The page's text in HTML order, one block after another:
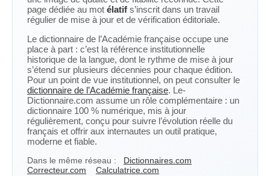
page dédiée au mot élatif s’inscrit dans un travail
régulier de mise à jour et de vérification éditoriale.
Le dictionnaire de l’Académie française occupe une
place à part : c’est la référence institutionnelle
historique de la langue, dont le rythme de mise à jour
s’étend sur plusieurs décennies pour chaque édition.
Pour un point de vue institutionnel, on peut consulter le
dictionnaire de l’Académie française. Le-
Dictionnaire.com assume un rôle complémentaire : un
dictionnaire 100 % numérique, mis à jour
régulièrement, conçu pour suivre l’évolution réelle du
français et offrir aux internautes un outil pratique,
moderne et fiable.
Dans le même réseau :
Dictionnaires.com
Correcteur.com
Calculatrice.com